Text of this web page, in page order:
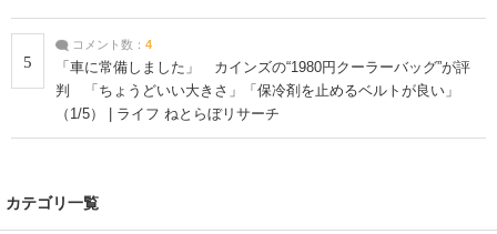
5
コメント数： 4
「車に常備しました」 カインズの“1980円クーラーバッグ”が評
判 「ちょうどいい大きさ」「保冷剤を止めるベルトが良い」
（1/5） | ライフ ねとらぼリサーチ
カテゴリ一覧